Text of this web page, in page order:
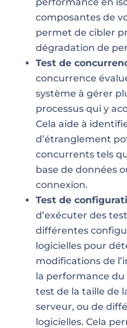
composantes de
permet de cibler
dégradation de
Test de
concurrence
système à gérer
processus qui y
Cela aide à
d’étranglement
concurrents tels
base de données
connexion.
Test de
d’exécuter des
différentes
logicielles pour
modifications de
la performance du
test de la taille de
serveur, ou de
logicielles. Cela